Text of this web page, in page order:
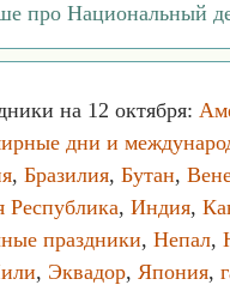
про Национальный
на 12 октября:
дни и
, Бразилия, Бутан,
Республика, Индия,
праздники, Непал,
, Эквадор, Япония,